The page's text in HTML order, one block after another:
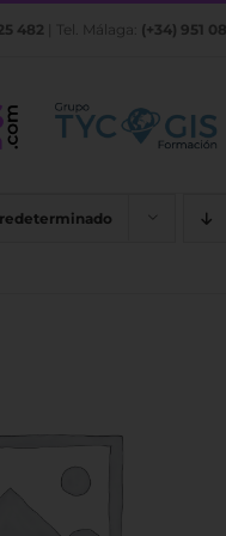
482 | Tel. Málaga: (+34) 951